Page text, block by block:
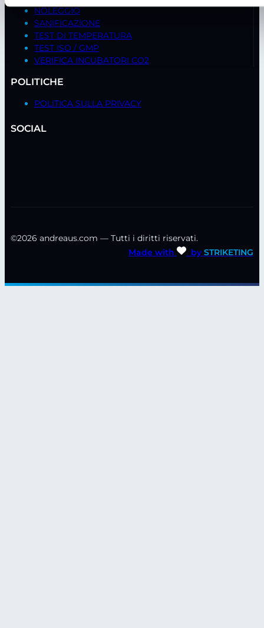
NOLEGGIO
SANIFICAZIONE
TEST DI TEMPERATURA
TEST ISO / GMP
VERIFICA INCUBATORI CO2
POLITICHE
POLITICA SULLA PRIVACY
SOCIAL
©2026 andreaus.com — Tutti i diritti riservati.
Made with
by STRIKETING